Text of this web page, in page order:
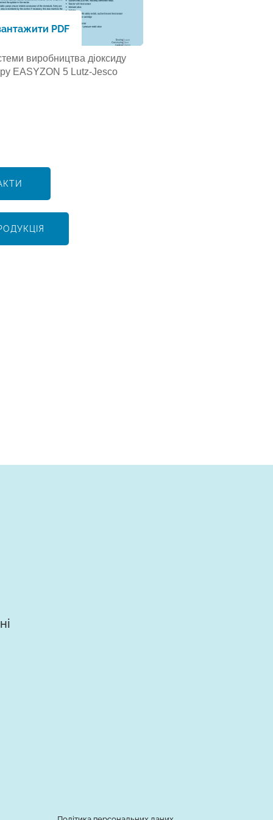
PDF
виробництва діоксиду
EASYZON 5 Lutz-Jesco